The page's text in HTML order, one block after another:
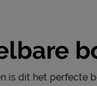
dit het perfecte